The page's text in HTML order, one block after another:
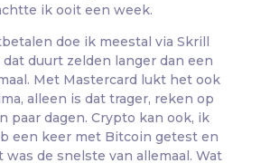
ik ooit een week.
doe ik meestal via Skrill
dat duurt zelden langer dan een
Met Mastercard lukt het ook
alleen is dat trager, reken op
paar dagen. Crypto kan ook, ik
een keer met Bitcoin getest en
was de snelste van allemaal. Wat